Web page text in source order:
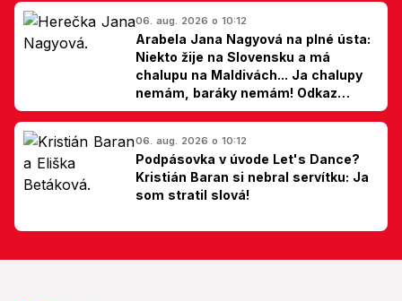
06. aug. 2026 o 10:12
Arabela Jana Nagyová na plné ústa:
Niekto žije na Slovensku a má
chalupu na Maldivách... Ja chalupy
nemám, baráky nemám! Odkaz
Slovákom
06. aug. 2026 o 10:12
Podpásovka v úvode Let's Dance?
Kristián Baran si nebral servítku: Ja
som stratil slová!